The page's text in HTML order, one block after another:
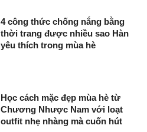
4 công thức chống nắng bằng
thời trang được nhiều sao Hàn
yêu thích trong mùa hè
Học cách mặc đẹp mùa hè từ
Chương Nhược Nam với loạt
outfit nhẹ nhàng mà cuốn hút